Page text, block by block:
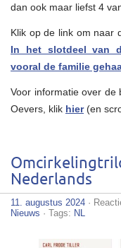
dan ook maar liefst 4
Klik op de link om naar
In het slotdeel van
vooral de familie
Voor informatie over de
Oevers, klik hier(en
Nederlands
11. augustus 2024 ·
Nieuws · Tags: NL